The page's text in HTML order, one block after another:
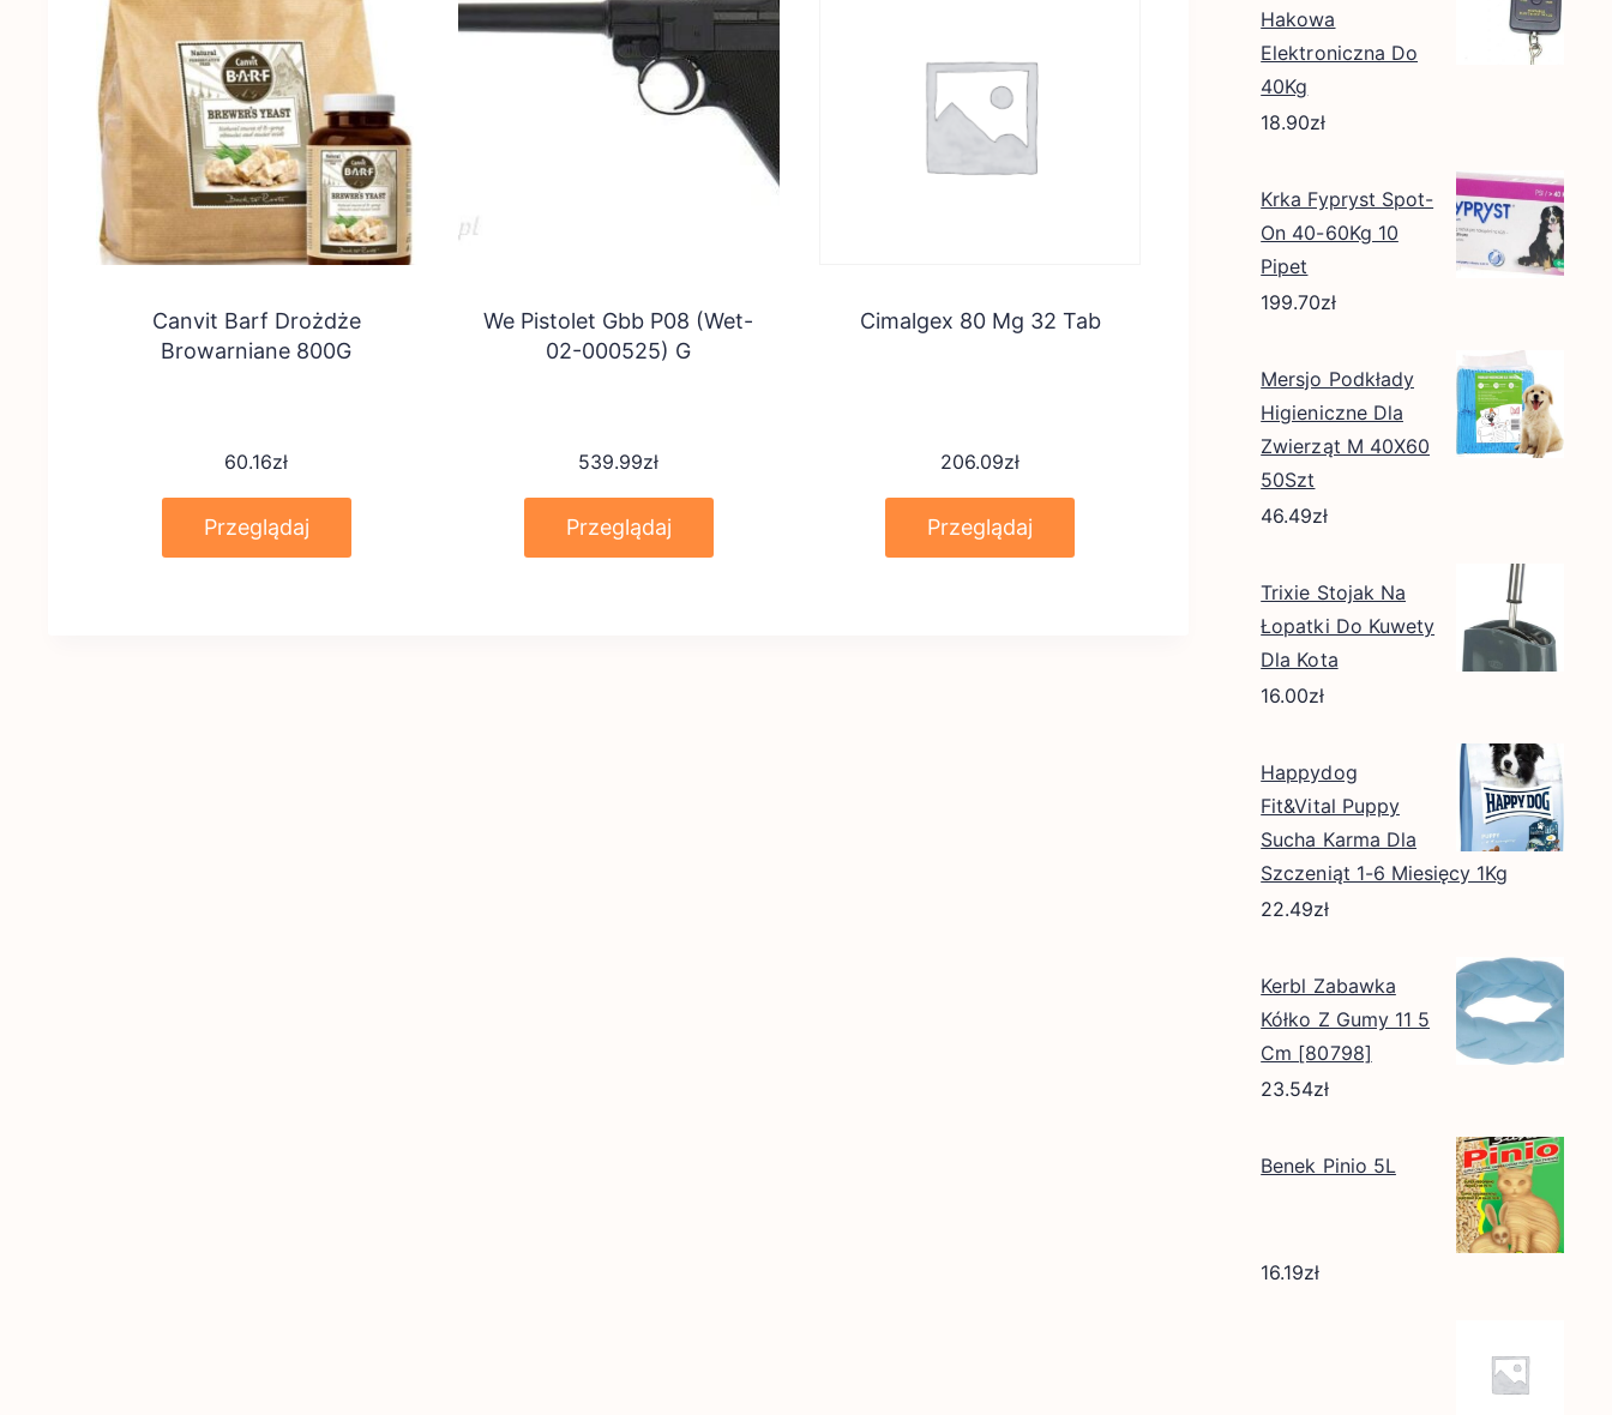
Canvit Barf Drożdże
Browarniane 800G
60.16zł
Przeglądaj
We Pistolet Gbb P08 (Wet-
02-000525) G
539.99zł
Przeglądaj
Cimalgex 80 Mg 32 Tab
206.09zł
Przeglądaj
Hakowa
Elektroniczna Do
40Kg
18.90zł
Krka Fypryst Spot-
On 40-60Kg 10
Pipet
199.70zł
Mersjo Podkłady
Higieniczne Dla
Zwierząt M 40X60
50Szt
46.49zł
Trixie Stojak Na
Łopatki Do Kuwety
Dla Kota
16.00zł
Happydog
Fit&Vital Puppy
Sucha Karma Dla
Szczeniąt 1-6 Miesięcy 1Kg
22.49zł
Kerbl Zabawka
Kółko Z Gumy 11 5
Cm [80798]
23.54zł
Benek Pinio 5L
16.19zł